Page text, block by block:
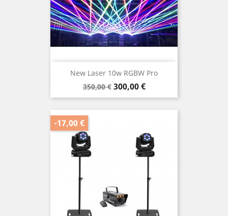
New Laser 10w RGBW Pro
Prix
de
350,00 € Prix
300,00 €
-17,00 €